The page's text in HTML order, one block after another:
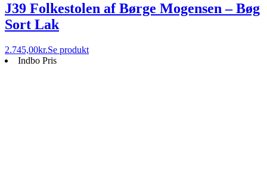
J39 Folkestolen af Børge Mogensen – Bøg
Sort Lak
2.745,00kr.Se produkt
Indbo Pris